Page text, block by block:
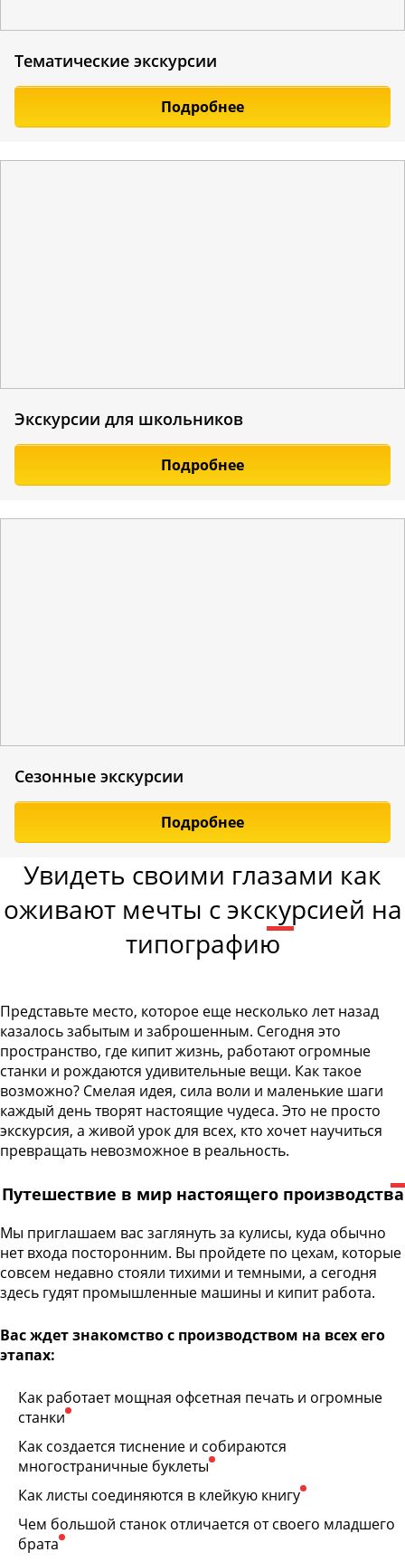
Тематические экскурсии
Подробнее
Экскурсии для школьников
Подробнее
Сезонные экскурсии
Подробнее
Увидеть своими глазами как
оживают мечты с экскурсией на
типографию
Представьте место, которое еще несколько лет назад
казалось забытым и заброшенным. Сегодня это
пространство, где кипит жизнь, работают огромные
станки и рождаются удивительные вещи. Как такое
возможно? Смелая идея, сила воли и маленькие шаги
каждый день творят настоящие чудеса. Это не просто
экскурсия, а живой урок для всех, кто хочет научиться
превращать невозможное в реальность.
Путешествие в мир настоящего производства
Мы приглашаем вас заглянуть за кулисы, куда обычно
нет входа посторонним. Вы пройдете по цехам, которые
совсем недавно стояли тихими и темными, а сегодня
здесь гудят промышленные машины и кипит работа.
Вас ждет знакомство с производством на всех его
этапах:
Как работает мощная офсетная печать и огромные
станки
Как создается тиснение и собираются
многостраничные буклеты
Как листы соединяются в клейкую книгу
Чем большой станок отличается от своего младшего
брата